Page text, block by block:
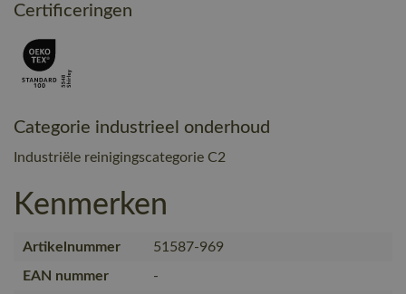
Certificeringen
Categorie industrieel onderhoud
Industriële reinigingscategorie C2
Kenmerken
Artikelnummer
51587-969
EAN nummer
-